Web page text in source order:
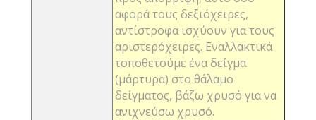
αφορά τους δεξιόχειρες,
αντίστροφα ισχύουν για τους
αριστερόχειρες. Εναλλακτικά
τοποθετούμε ένα δείγμα
(μάρτυρα) στο θάλαμο
δείγματος, βάζω χρυσό για να
ανιχνεύσω χρυσό.